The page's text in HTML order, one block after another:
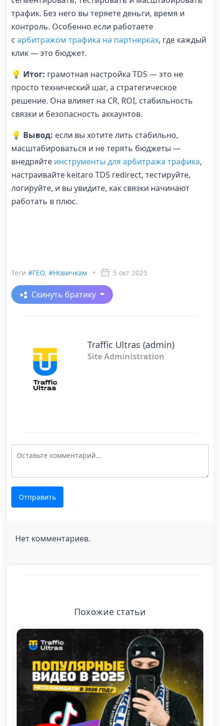
трафик. Без него вы теряете деньги, время и
контроль. Особенно если работаете
с арбитражом трафика на партнерках, где каждый
клик — это бюджет.
💡 Итог: грамотная настройка TDS — это не
просто технический шаг, а стратегическое
решение. Она влияет на CR, ROI, стабильность
связки и безопасность аккаунтов.
💡 Вывод: если вы хотите лить стабильно,
масштабироваться и не терять бюджеты —
внедряйте инструменты для арбитража трафика,
настраивайте keitaro TDS redirect, тестируйте,
логируйте, и вы увидите, как связки начинают
работать в плюс.
Теги #ГЕО, #Новичкам • 5 окт 2025
Скинуть братику
Traffic Ultras (admin)
Site Administration
Отправить
Нет комментариев.
Похожие статьи